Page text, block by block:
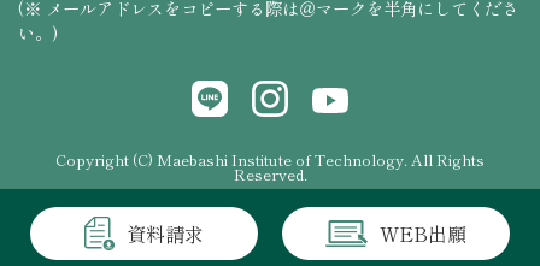
資料請求 WEB出願
(※ メールアドレスをコピーする際は＠マークを半角にしてくださ
い。)
Copyright (C) Maebashi Institute of Technology. All Rights
Reserved.